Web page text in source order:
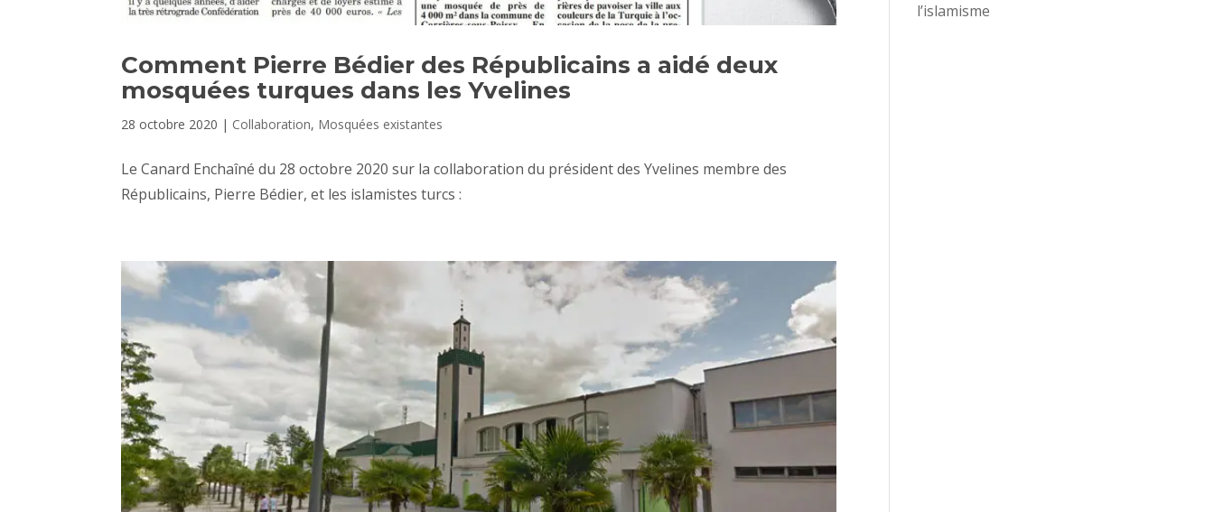
Comment Pierre Bédier des Républicains a aidé deux
mosquées turques dans les Yvelines
28 octobre 2020 | Collaboration, Mosquées existantes
Le Canard Enchaîné du 28 octobre 2020 sur la collaboration du président des Yvelines membre des
Républicains, Pierre Bédier, et les islamistes turcs :
l’islamisme